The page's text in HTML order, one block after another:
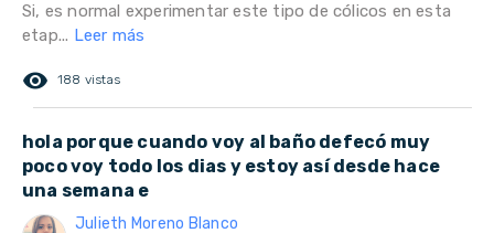
Si, es normal experimentar este tipo de cólicos en esta
etap... Leer más
remove_red_eye 188 vistas
hola porque cuando voy al baño defecó muy
poco voy todo los dias y estoy así desde hace
una semana e
Julieth Moreno Blanco